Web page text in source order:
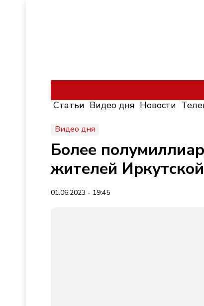
Статьи Видео дня Новости
Видео дня
Более
жителей
01.06.2023 - 19:45